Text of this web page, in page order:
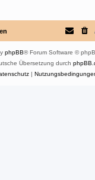
phpBB® Forum Software ©
Übersetzung durch
|